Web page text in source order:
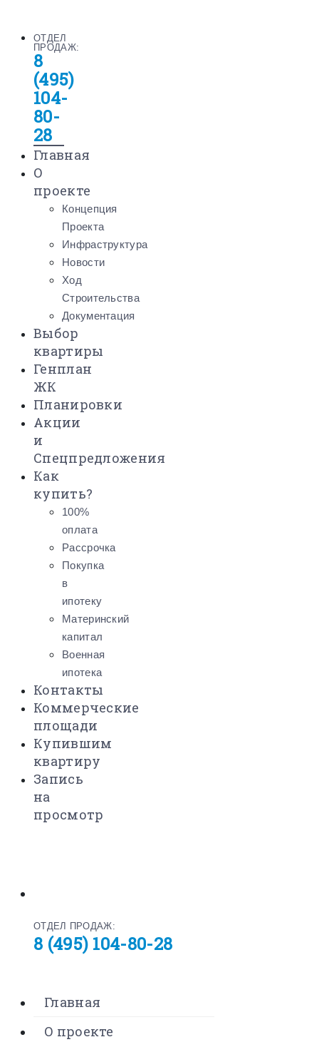
ОТДЕЛ
ПРОДАЖ:
8
(495)
104-
80-
28
Главная
О
проекте
Концепция
Проекта
Инфраструктура
Новости
Ход
Строительства
Документация
Выбор
квартиры
Генплан
ЖК
Планировки
Акции
и
Спецпредложения
Как
купить?
100%
оплата
Рассрочка
Покупка
в
ипотеку
Материнский
капитал
Военная
ипотека
Контакты
Коммерческие
площади
Купившим
квартиру
Запись
на
просмотр
ОТДЕЛ ПРОДАЖ:
8 (495) 104-80-28
Главная
О проекте